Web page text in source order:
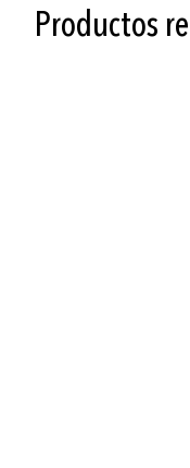
Productos